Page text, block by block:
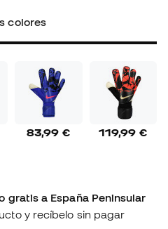
colores
83,99 € 119,99 €
gratis a España Peninsular
y recíbelo sin pagar